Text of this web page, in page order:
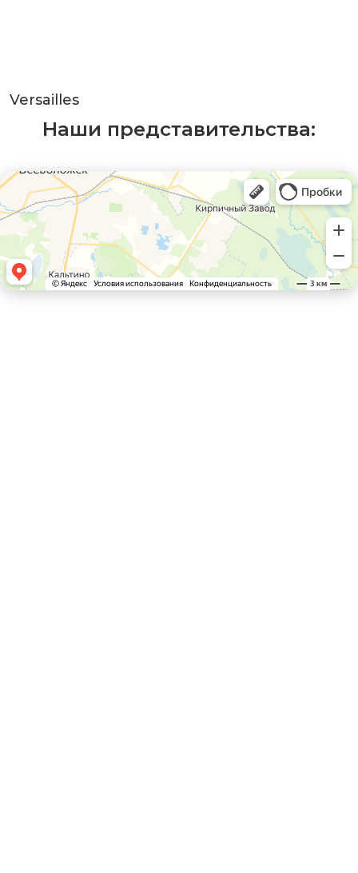
Versailles
Наши представительства: